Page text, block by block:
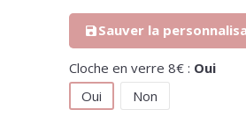
Sauver la
Cloche en verre 8€ : Oui
Oui
Non